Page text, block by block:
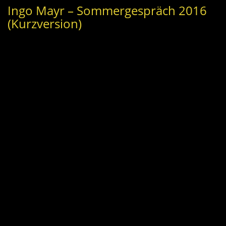
Ingo Mayr – Sommergespräch 2016
(Kurzversion)